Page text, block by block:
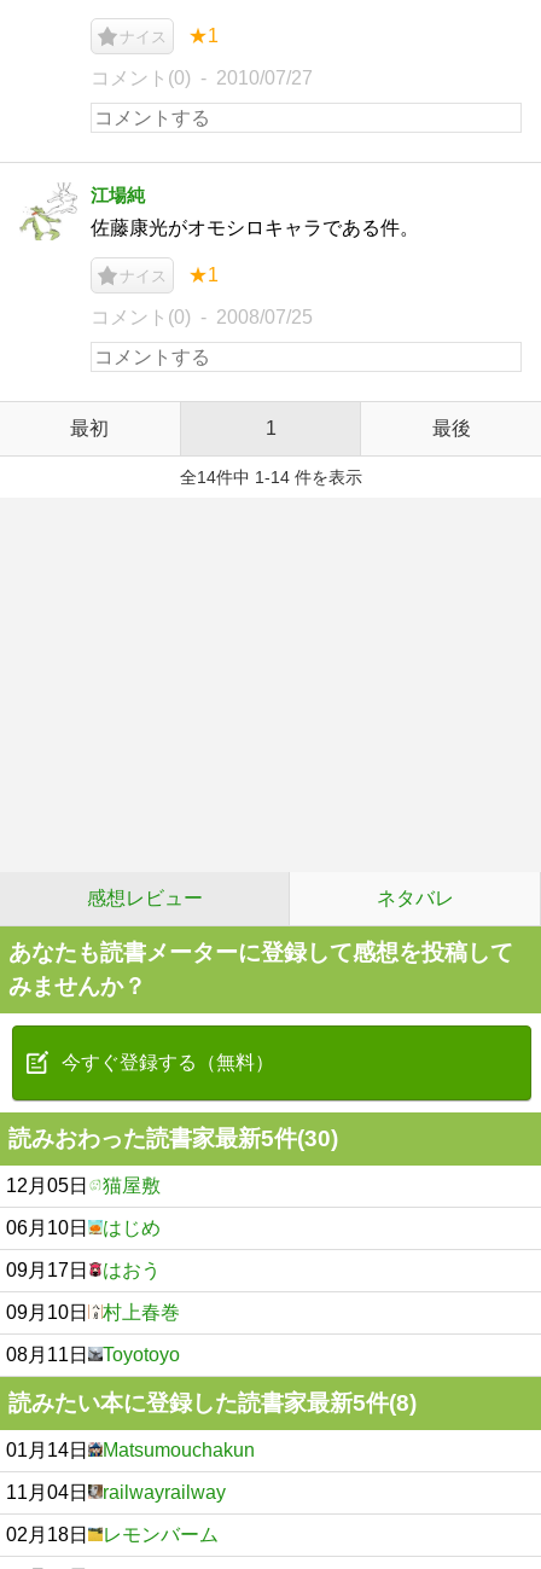
ナイス ★1
コメント(0) 2010/07/27
江場純
佐藤康光がオモシロキャラである件。
ナイス ★1
コメント(0) 2008/07/25
最初 1 最後
全14件中 1-14 件を表示
感想レビュー ネタバレ
あなたも読書メーターに登録して感想を投稿して
みませんか？
今すぐ登録する（無料）
読みおわった読書家最新5件(30)
12月05日 猫屋敷
06月10日 はじめ
09月17日 はおう
09月10日 村上春巻
08月11日 Toyotoyo
読みたい本に登録した読書家最新5件(8)
01月14日 Matsumouchakun
11月04日 railwayrailway
02月18日 レモンバーム